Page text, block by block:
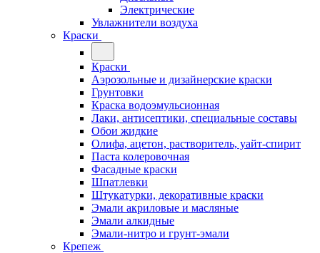
Электрические
Увлажнители воздуха
Краски
Краски
Аэрозольные и дизайнерские краски
Грунтовки
Краска водоэмульсионная
Лаки, антисептики, специальные составы
Обои жидкие
Олифа, ацетон, растворитель, уайт-спирит
Паста колеровочная
Фасадные краски
Шпатлевки
Штукатурки, декоративные краски
Эмали акриловые и масляные
Эмали алкидные
Эмали-нитро и грунт-эмали
Крепеж